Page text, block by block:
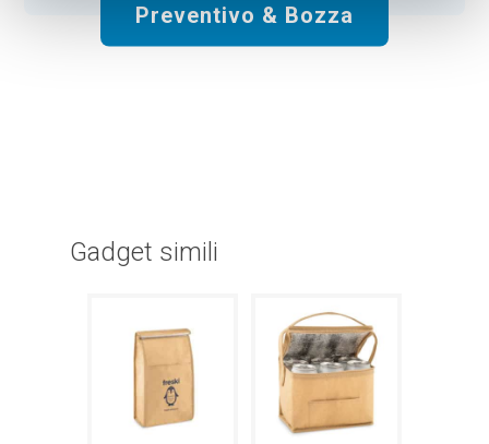
Preventivo & Bozza
Gadget simili